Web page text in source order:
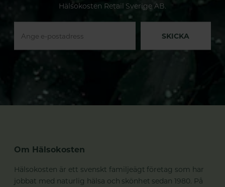
Hälsokosten Retail Sverige AB.
SKICKA
Om Hälsokosten
Hälsokosten är ett svenskt familjeägt företag som har
jobbat med naturlig hälsa och skönhet sedan 1980. På